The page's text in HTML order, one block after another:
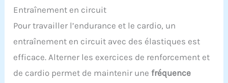
Entraînement en circuit
Pour travailler l’endurance et le cardio, un
entraînement en circuit avec des élastiques est
efficace. Alterner les exercices de renforcement et
de cardio permet de maintenir une fréquence